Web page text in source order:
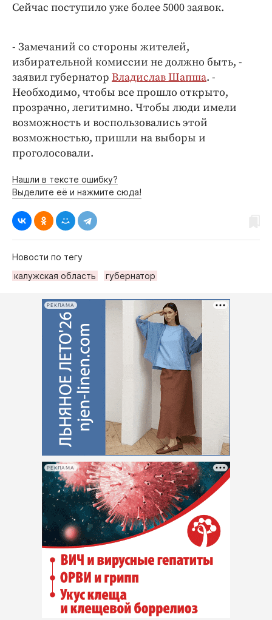
Сейчас поступило уже более 5000 заявок.
- Замечаний со стороны жителей,
избирательной комиссии не должно быть, -
заявил губернатор Владислав Шапша. -
Необходимо, чтобы все прошло открыто,
прозрачно, легитимно. Чтобы люди имели
возможность и воспользовались этой
возможностью, пришли на выборы и
проголосовали.
Нашли в тексте ошибку?
Выделите её и нажмите сюда!
Новости по тегу
калужская область
губернатор
РЕКЛАМА
РЕКЛАМА